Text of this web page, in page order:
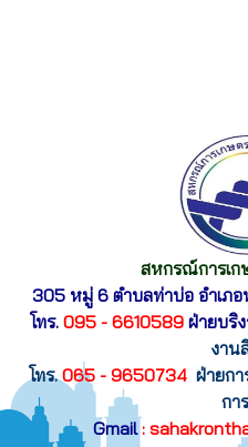
สหกรณ์การเก
305 หมู่ 6 ตำบลท่าบ่อ อำเภอ
โทร. 095 - 6610589 ฝ่ายบริ
งาน
โทร.065 - 9650734 ฝ่ายก
กา
Gmail: